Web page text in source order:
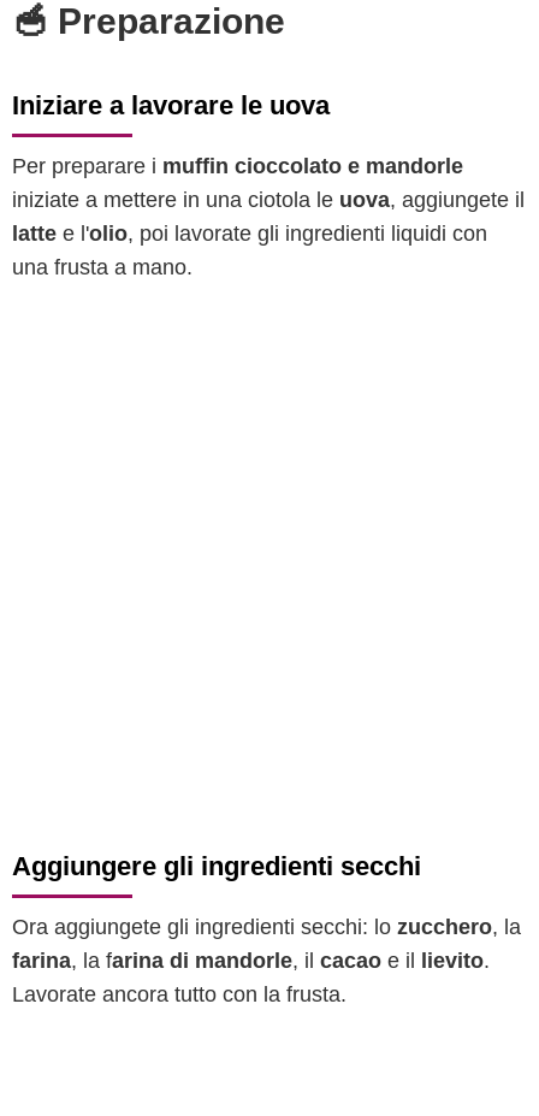
🥣 Preparazione
Iniziare a lavorare le uova
Per preparare i muffin cioccolato e mandorle
iniziate a mettere in una ciotola le uova, aggiungete il
latte e l'olio, poi lavorate gli ingredienti liquidi con
una frusta a mano.
Aggiungere gli ingredienti secchi
Ora aggiungete gli ingredienti secchi: lo zucchero, la
farina, la farina di mandorle, il cacao e il lievito.
Lavorate ancora tutto con la frusta.